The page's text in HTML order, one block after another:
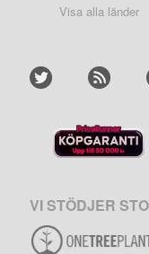
Visa alla länder
VI STÖDJER